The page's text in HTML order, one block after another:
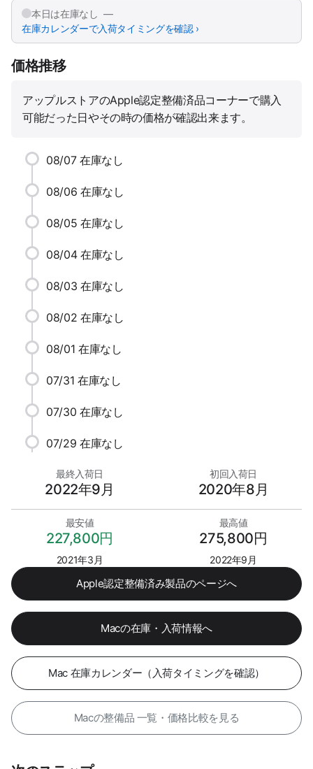
本日は在庫なし —
在庫カレンダーで入荷タイミングを確認 ›
価格推移
アップルストアのApple認定整備済品コーナーで購入
可能だった日やその時の価格が確認出来ます。
08/07 在庫なし
08/06 在庫なし
08/05 在庫なし
08/04 在庫なし
08/03 在庫なし
08/02 在庫なし
08/01 在庫なし
07/31 在庫なし
07/30 在庫なし
07/29 在庫なし
最終入荷日
2022年9月
初回入荷日
2020年8月
最安値
227,800円
2021年3月
最高値
275,800円
2022年9月
Apple認定整備済み製品のページへ
Macの在庫・入荷情報へ
Mac 在庫カレンダー（入荷タイミングを確認）
Macの整備品 一覧・価格比較を見る